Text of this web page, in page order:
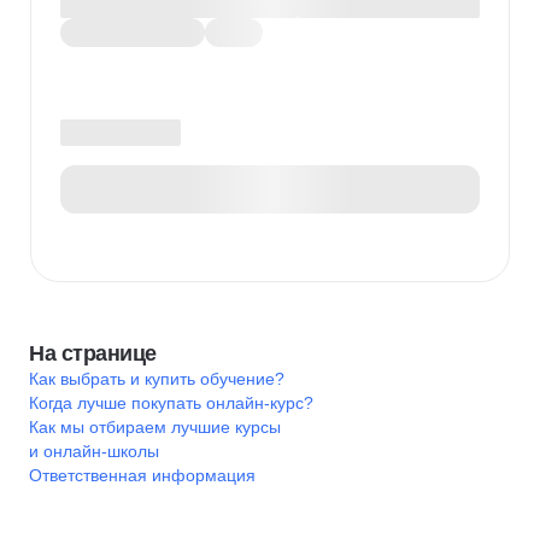
На странице
Как выбрать и купить обучение?
Когда лучше покупать онлайн-курс?
Как мы отбираем лучшие курсы
и онлайн-школы
Ответственная информация